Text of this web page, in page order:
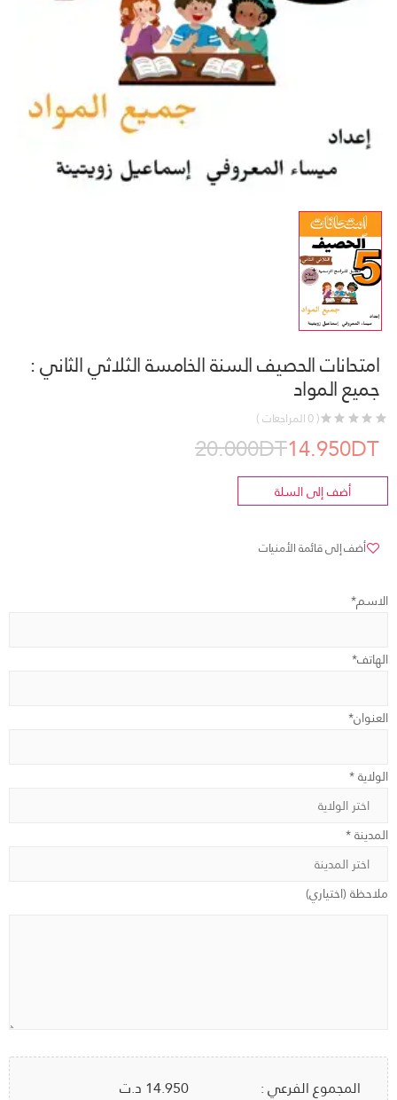
امتحانات الحصيف السنة الخامسة الثلاثي الثاني :
جميع المواد
( 0 المراجعات )
14.950DT
20.000DT
أضف إلى السلة
أضف إلى قائمة الأمنيات
الاسم*
الهاتف*
العنوان*
الولاية *
المدينة *
ملاحظة (اختياري)
المجموع الفرعي : 14.950 د.ت